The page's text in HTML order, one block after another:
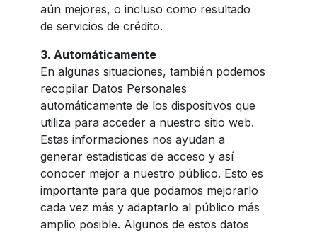
aún mejores, o incluso como resultado
de servicios de crédito.
3. Automáticamente
En algunas situaciones, también podemos
recopilar Datos Personales
automáticamente de los dispositivos que
utiliza para acceder a nuestro sitio web.
Estas informaciones nos ayudan a
generar estadísticas de acceso y así
conocer mejor a nuestro público. Esto es
importante para que podamos mejorarlo
cada vez más y adaptarlo al público más
amplio posible. Algunos de estos datos